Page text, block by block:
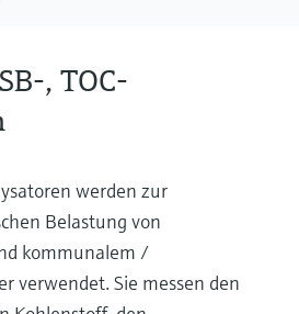
, TOC-
werden zur
Belastung von
kommunalem /
verwendet. Sie messen den